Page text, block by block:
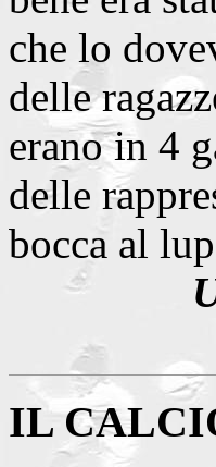
che lo
delle
erano in 4
delle
bocca al
IL